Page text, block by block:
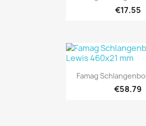
€17.55
Quick
Famag
€58.79